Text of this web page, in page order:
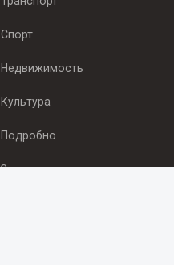
Спорт
Недвижимость
Культура
Подробно
Здоровье